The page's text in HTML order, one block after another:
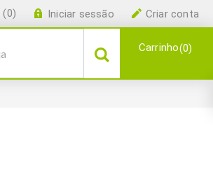
Criar conta
Iniciar sessão
(0)
Carrinho 0